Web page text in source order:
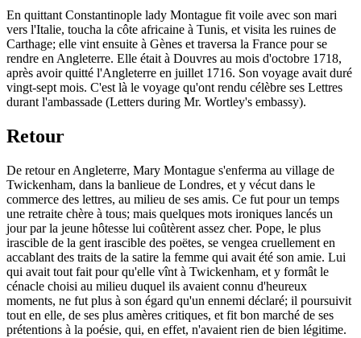
En quittant Constantinople lady Montague fit voile avec son mari
vers l'Italie, toucha la côte africaine à Tunis, et visita les ruines de
Carthage; elle vint ensuite à Gènes et traversa la France pour se
rendre en Angleterre. Elle était à Douvres au mois d'octobre 1718,
après avoir quitté l'Angleterre en juillet 1716. Son voyage avait duré
vingt-sept mois. C'est là le voyage qu'ont rendu célèbre ses Lettres
durant l'ambassade (Letters during Mr. Wortley's embassy).
Retour
De retour en Angleterre, Mary Montague s'enferma au village de
Twickenham, dans la banlieue de Londres, et y vécut dans le
commerce des lettres, au milieu de ses amis. Ce fut pour un temps
une retraite chère à tous; mais quelques mots ironiques lancés un
jour par la jeune hôtesse lui coûtèrent assez cher. Pope, le plus
irascible de la gent irascible des poëtes, se vengea cruellement en
accablant des traits de la satire la femme qui avait été son amie. Lui
qui avait tout fait pour qu'elle vînt à Twickenham, et y formât le
cénacle choisi au milieu duquel ils avaient connu d'heureux
moments, ne fut plus à son égard qu'un ennemi déclaré; il poursuivit
tout en elle, de ses plus amères critiques, et fit bon marché de ses
prétentions à la poésie, qui, en effet, n'avaient rien de bien légitime.